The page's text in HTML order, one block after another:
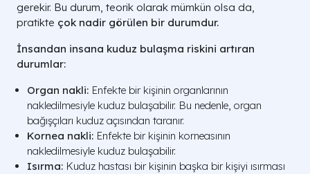
gerekir. Bu durum, teorik olarak mümkün olsa da,
pratikte çok nadir görülen bir durumdur.
İnsandan insana kuduz bulaşma riskini artıran
durumlar:
Organ nakli: Enfekte bir kişinin organlarının
nakledilmesiyle kuduz bulaşabilir. Bu nedenle, organ
bağışçıları kuduz açısından taranır.
Kornea nakli: Enfekte bir kişinin korneasının
nakledilmesiyle kuduz bulaşabilir.
Isırma: Kuduz hastası bir kişinin başka bir kişiyi ısırması